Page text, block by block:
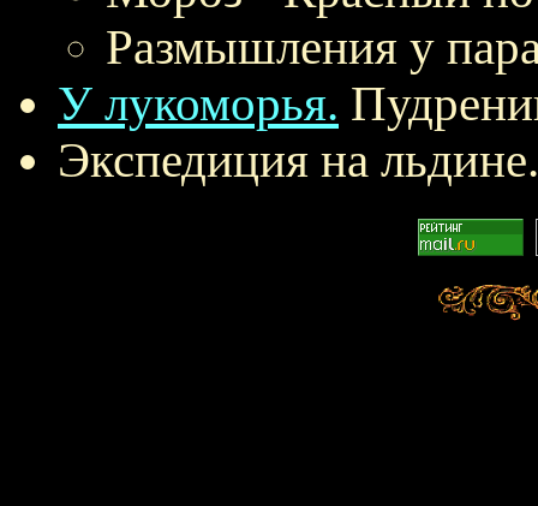
Размышления у
У лукоморья.
Экспедиция на